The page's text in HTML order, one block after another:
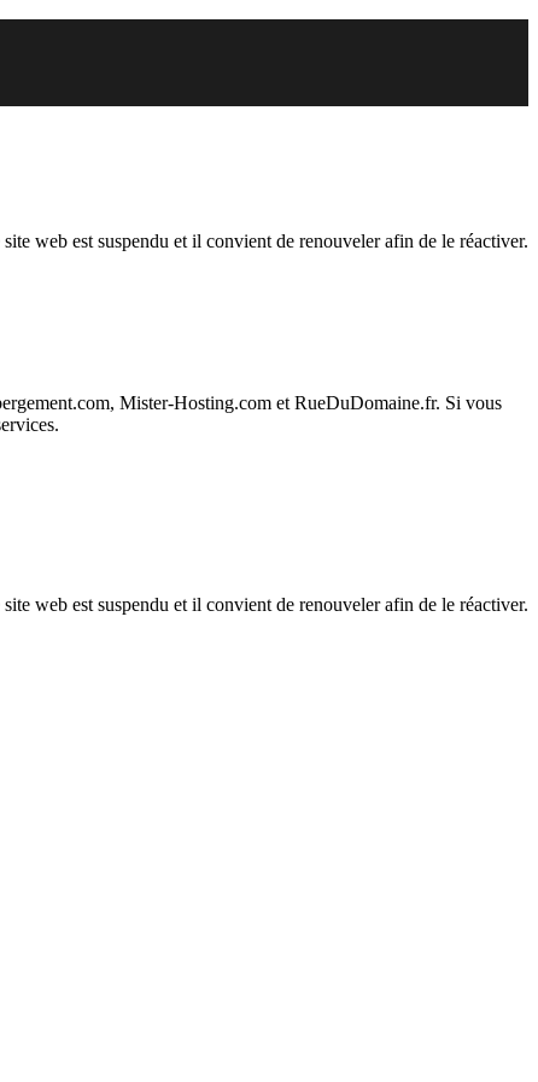
web est suspendu et il convient de renouveler afin de le réactiver.
Mister-Hosting.com et RueDuDomaine.fr. Si vous
web est suspendu et il convient de renouveler afin de le réactiver.